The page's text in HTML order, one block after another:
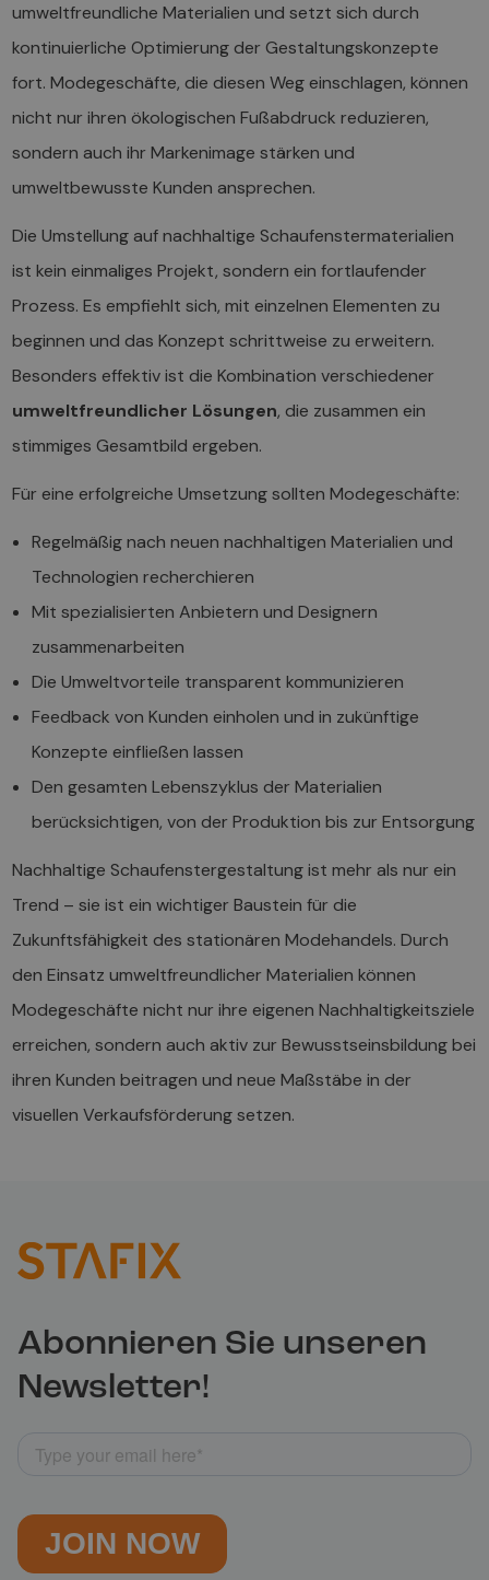
umweltfreundliche Materialien und setzt sich durch
kontinuierliche Optimierung der Gestaltungskonzepte
fort. Modegeschäfte, die diesen Weg einschlagen, können
nicht nur ihren ökologischen Fußabdruck reduzieren,
sondern auch ihr Markenimage stärken und
umweltbewusste Kunden ansprechen.
Die Umstellung auf nachhaltige Schaufenstermaterialien
ist kein einmaliges Projekt, sondern ein fortlaufender
Prozess. Es empfiehlt sich, mit einzelnen Elementen zu
beginnen und das Konzept schrittweise zu erweitern.
Besonders effektiv ist die Kombination verschiedener
umweltfreundlicher Lösungen, die zusammen ein
stimmiges Gesamtbild ergeben.
Für eine erfolgreiche Umsetzung sollten Modegeschäfte:
Regelmäßig nach neuen nachhaltigen Materialien und
Technologien recherchieren
Mit spezialisierten Anbietern und Designern
zusammenarbeiten
Die Umweltvorteile transparent kommunizieren
Feedback von Kunden einholen und in zukünftige
Konzepte einfließen lassen
Den gesamten Lebenszyklus der Materialien
berücksichtigen, von der Produktion bis zur Entsorgung
Nachhaltige Schaufenstergestaltung ist mehr als nur ein
Trend – sie ist ein wichtiger Baustein für die
Zukunftsfähigkeit des stationären Modehandels. Durch
den Einsatz umweltfreundlicher Materialien können
Modegeschäfte nicht nur ihre eigenen Nachhaltigkeitsziele
erreichen, sondern auch aktiv zur Bewusstseinsbildung bei
ihren Kunden beitragen und neue Maßstäbe in der
visuellen Verkaufsförderung setzen.
Abonnieren Sie unseren
Newsletter!